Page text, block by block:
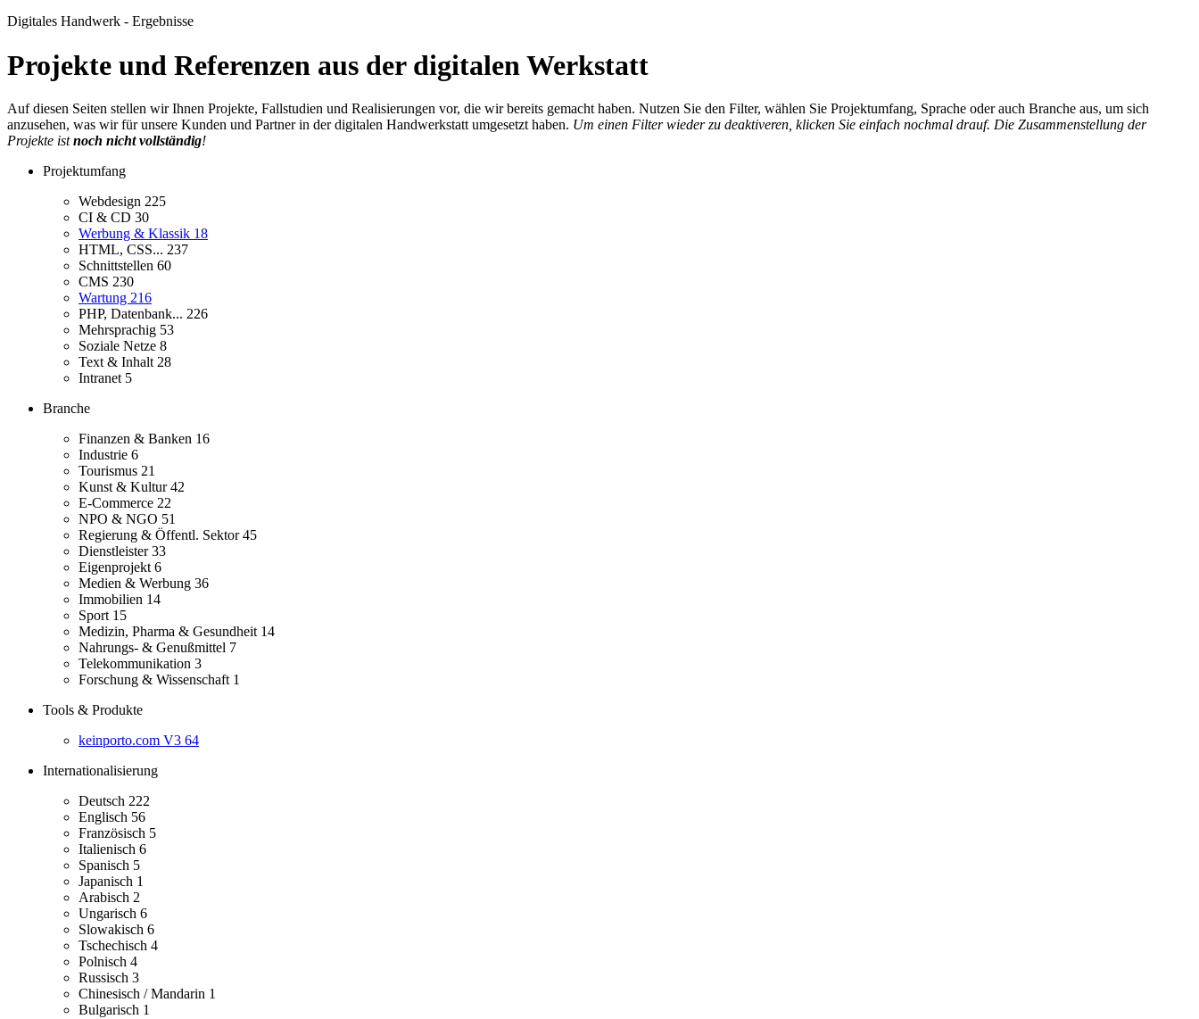
Digitales Handwerk - Ergebnisse
Projekte und Referenzen aus der digitalen Werkstatt
Auf diesen Seiten stellen wir Ihnen Projekte, Fallstudien und Realisierungen vor, die wir bereits gemacht haben. Nutzen Sie den Filter, wählen Sie Projektumfang, Sprache oder auch Branche aus, um sich
anzusehen, was wir für unsere Kunden und Partner in der digitalen Handwerkstatt umgesetzt haben. Um einen Filter wieder zu deaktiveren, klicken Sie einfach nochmal drauf. Die Zusammenstellung der
Projekte istnoch nicht vollständig!
Projektumfang
Webdesign 225
CI & CD 30
Werbung & Klassik 18
HTML, CSS... 237
Schnittstellen 60
CMS 230
Wartung 216
PHP, Datenbank... 226
Mehrsprachig 53
Soziale Netze 8
Text & Inhalt 28
Intranet 5
Branche
Finanzen & Banken 16
Industrie 6
Tourismus 21
Kunst & Kultur42
E-Commerce 22
NPO & NGO 51
Regierung & Öffentl. Sektor45
Dienstleister33
Eigenprojekt 6
Medien & Werbung 36
Immobilien 14
Sport 15
Medizin, Pharma & Gesundheit 14
Nahrungs- & Genußmittel 7
Telekommunikation 3
Forschung & Wissenschaft 1
Tools & Produkte
keinporto.com V3 64
Internationalisierung
Deutsch 222
Englisch 56
Französisch 5
Italienisch 6
Spanisch 5
Japanisch 1
Arabisch 2
Ungarisch 6
Slowakisch 6
Tschechisch 4
Polnisch 4
Russisch 3
Chinesisch / Mandarin 1
Bulgarisch 1